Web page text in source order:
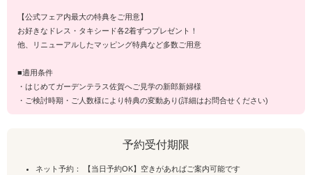
【公式フェア内最大の特典をご用意】
お好きなドレス・タキシード各2着ずつプレゼント！
他、リニューアルしたマッピング特典など多数ご用意
■適用条件
・はじめてガーデンテラス佐賀へご見学の新郎新婦様
・ご検討時期・ご人数様により特典の変動あり(詳細はお問合せください)
予約受付期限
ネット予約： 【当日予約OK】空きがあればご案内可能です